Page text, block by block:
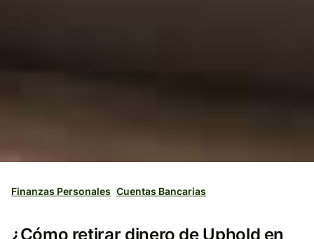
Finanzas Personales Cuentas Bancarias
¿Cómo retirar dinero de Uphold en